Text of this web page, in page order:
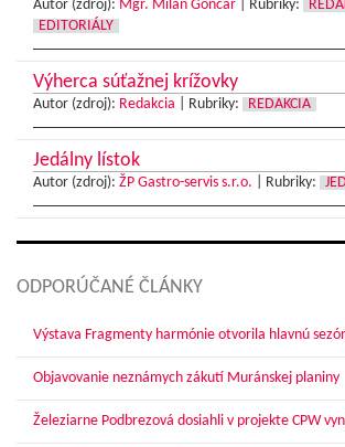
Autor (zdroj): Mgr. Milan Gončár Rubriky:
EDITORIÁLY
Výherca súťažnej krížovky
Autor (zdroj): Redakcia Rubriky: REDAKCIA
Jedálny lístok
Autor (zdroj): ŽP Gastro-servis s.r.o. Rubriky:
ODPORÚČANÉ ČLÁNKY
Výstava Fragmenty harmónie otvorila hlavnú
Objavovanie neznámych zákutí Muránskej planiny
Železiarne Podbrezová dosiahli v projekte CPW